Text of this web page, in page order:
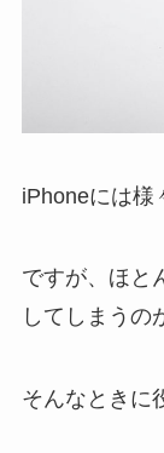
iPhoneには様
ですが、ほと
してしまうの
そんなときに